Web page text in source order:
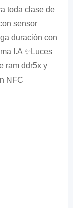
toda clase de
sensor
duración con
I.A ✨Luces
ram ddr5x y
NFC